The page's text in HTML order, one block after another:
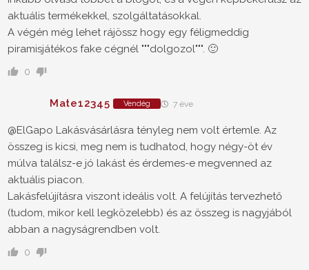
aktuális termékekkel, szolgáltatásokkal.
A végén még lehet rájössz hogy egy féligmeddig
piramisjátékos fake cégnél """dolgozol""". 🙂
0
Mate12345 Vendég 7 éve
@ElGapo Lakásvásárlásra tényleg nem volt értemle. Az
összeg is kicsi, meg nem is tudhatod, hogy négy-öt év
múlva találsz-e jó lakást és érdemes-e megvenned az
aktuális piacon.
Lakásfelújításra viszont ideális volt. A felújítás tervezhető
(tudom, mikor kell legközelebb) és az összeg is nagyjából
abban a nagyságrendben volt.
0